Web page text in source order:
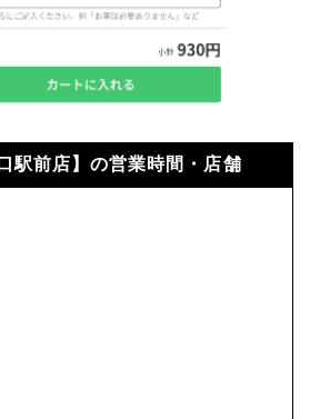
駅前店】の営業時間・店舗